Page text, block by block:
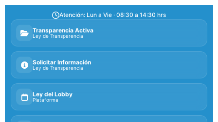
Atención: Lun a Vie · 08:30 a 14:30 hrs
Transparencia Activa
Ley de Transparencia
Solicitar Información
Ley de Transparencia
Ley del Lobby
Plataforma